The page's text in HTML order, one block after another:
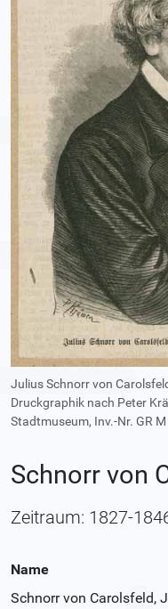
Julius Schnorr von
Druckgraphik nach Peter
Stadtmuseum, Inv.-Nr. GR
Schnorr von
Zeitraum: 1827-
Name
Schnorr von Carolsfeld,